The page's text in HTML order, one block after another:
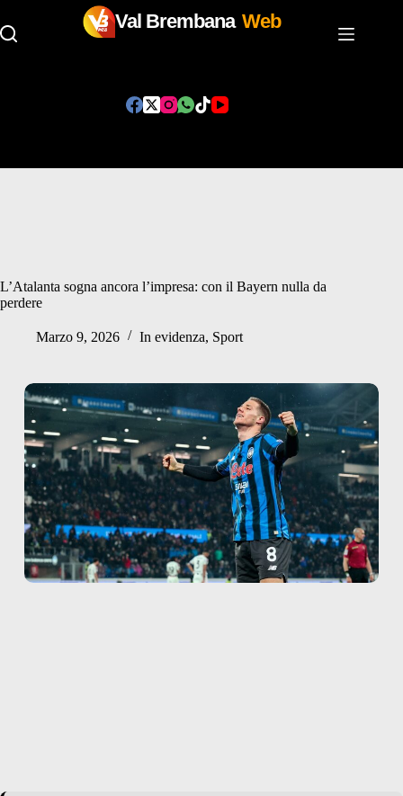
Val Brembana Web
L’Atalanta sogna ancora l’impresa: con il Bayern nulla da
perdere
Marzo 9, 2026 In evidenza, Sport